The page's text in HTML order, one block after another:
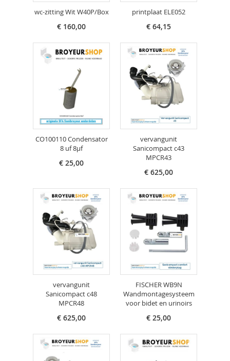
wc-zitting Wit W40P/Box
€ 160,00
printplaat ELE052
€ 64,15
CO100110 Condensator
8 uf 8µf
€ 25,00
vervangunit
Sanicompact c43
MPCR43
€ 625,00
vervangunit
Sanicompact c48
MPCR48
€ 625,00
FISCHER WB9N
Wandmontagesysteem
voor bidet en urinoirs
€ 25,00